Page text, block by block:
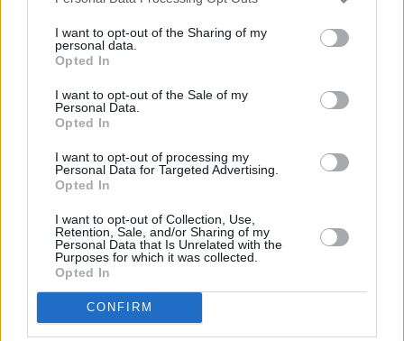
I want to opt-out of the Sharing of my
personal data.
Opted In
I want to opt-out of the Sale of my
Personal Data.
Opted In
I want to opt-out of processing my
Personal Data for Targeted Advertising.
Opted In
I want to opt-out of Collection, Use,
Retention, Sale, and/or Sharing of my
Personal Data that Is Unrelated with the
Purposes for which it was collected.
Opted In
CONFIRM
Sensenmann
Leicht
Manhattan
Leicht
Asbach Cola
Leicht
Aperol Spritz
Leicht